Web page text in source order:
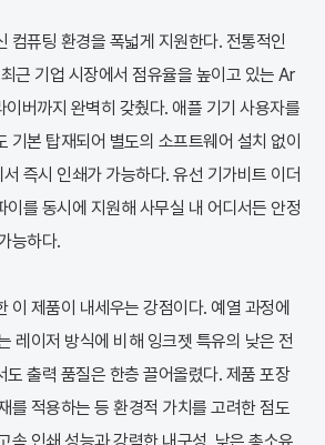
컴퓨팅 환경을 폭넓게 지원한다. 전통적인
근 기업 시장에서 점유율을 높이고 있는 Ar
버까지 완벽히 갖췄다. 애플 기기 사용자를
기본 탑재되어 별도의 소프트웨어 설치 없이
즉시 인쇄가 가능하다. 유선 기가비트 이더
를 동시에 지원해 사무실 내 어디서든 안정
능하다.
이 제품이 내세우는 강점이다. 예열 과정에
레이저 방식에 비해 잉크젯 특유의 낮은 전
도 출력 품질은 한층 끌어올렸다. 제품 포장
를 적용하는 등 환경적 가치를 고려한 점도